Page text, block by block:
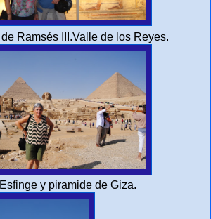
Ramsés III.Valle de los Reyes.
y piramide de Giza.